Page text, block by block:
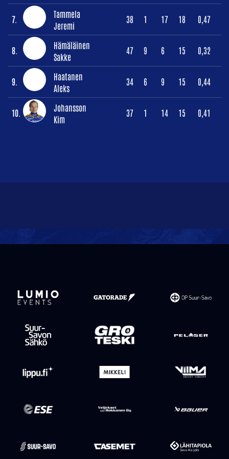
7.
Tammela
Jeremi
38 1 17 18 0,47
8.
Hämäläinen
Sakke
47 9 6 15 0,32
9.
Haatanen
Aleks
34 6 9 15 0,44
10.
Johansson
Kim
37 1 14 15 0,41